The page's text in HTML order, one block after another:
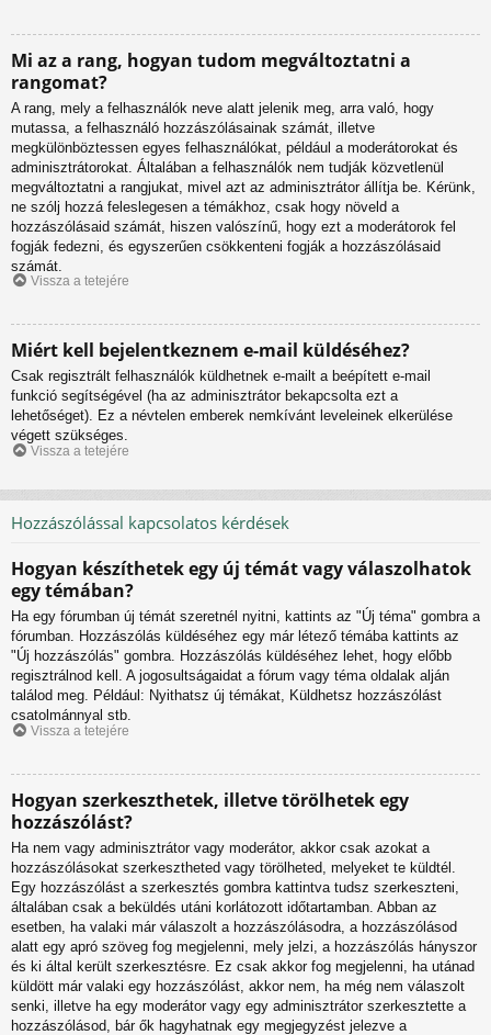
Mi az a rang, hogyan tudom megváltoztatni a
rangomat?
A rang, mely a felhasználók neve alatt jelenik meg, arra való, hogy
mutassa, a felhasználó hozzászólásainak számát, illetve
megkülönböztessen egyes felhasználókat, például a moderátorokat és
adminisztrátorokat. Általában a felhasználók nem tudják közvetlenül
megváltoztatni a rangjukat, mivel azt az adminisztrátor állítja be. Kérünk,
ne szólj hozzá feleslegesen a témákhoz, csak hogy növeld a
hozzászólásaid számát, hiszen valószínű, hogy ezt a moderátorok fel
fogják fedezni, és egyszerűen csökkenteni fogják a hozzászólásaid
számát.
Vissza a tetejére
Miért kell bejelentkeznem e-mail küldéséhez?
Csak regisztrált felhasználók küldhetnek e-mailt a beépített e-mail
funkció segítségével (ha az adminisztrátor bekapcsolta ezt a
lehetőséget). Ez a névtelen emberek nemkívánt leveleinek elkerülése
végett szükséges.
Vissza a tetejére
Hozzászólással kapcsolatos kérdések
Hogyan készíthetek egy új témát vagy válaszolhatok
egy témában?
Ha egy fórumban új témát szeretnél nyitni, kattints az "Új téma" gombra a
fórumban. Hozzászólás küldéséhez egy már létező témába kattints az
"Új hozzászólás" gombra. Hozzászólás küldéséhez lehet, hogy előbb
regisztrálnod kell. A jogosultságaidat a fórum vagy téma oldalak alján
találod meg. Például: Nyithatsz új témákat, Küldhetsz hozzászólást
csatolmánnyal stb.
Vissza a tetejére
Hogyan szerkeszthetek, illetve törölhetek egy
hozzászólást?
Ha nem vagy adminisztrátor vagy moderátor, akkor csak azokat a
hozzászólásokat szerkesztheted vagy törölheted, melyeket te küldtél.
Egy hozzászólást a szerkesztés gombra kattintva tudsz szerkeszteni,
általában csak a beküldés utáni korlátozott időtartamban. Abban az
esetben, ha valaki már válaszolt a hozzászólásodra, a hozzászólásod
alatt egy apró szöveg fog megjelenni, mely jelzi, a hozzászólás hányszor
és ki által került szerkesztésre. Ez csak akkor fog megjelenni, ha utánad
küldött már valaki egy hozzászólást, akkor nem, ha még nem válaszolt
senki, illetve ha egy moderátor vagy egy adminisztrátor szerkesztette a
hozzászólásod, bár ők hagyhatnak egy megjegyzést jelezve a